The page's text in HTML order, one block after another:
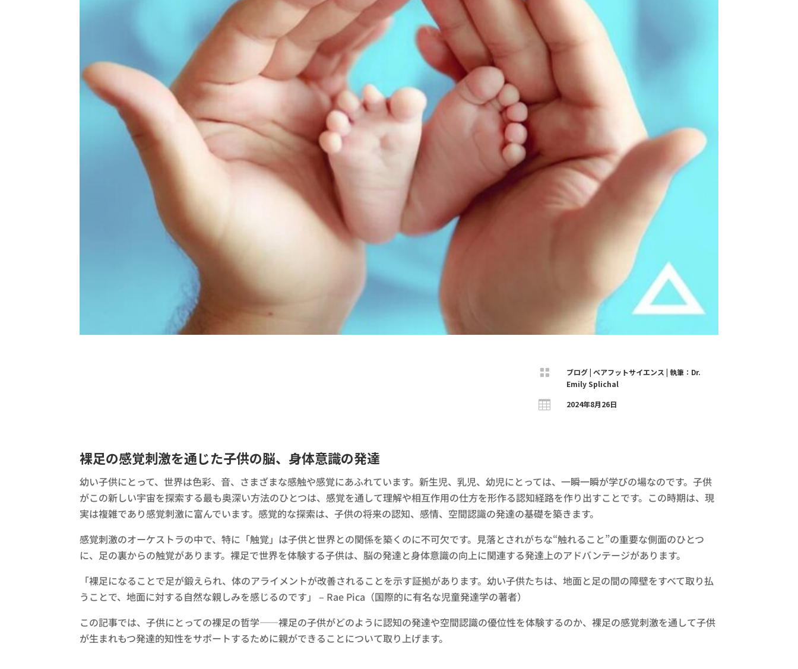
 ブログ|ベアフットサイエンス |執筆：Dr.
Emily Splichal
 2024年8月26日
裸足の感覚刺激を通じた子供の脳、身体意識の発達
幼い子供にとって、世界は色彩、音、さまざまな感触や感覚にあふれています。新生児、乳児、幼児にとっては、一瞬一瞬が学びの場なのです。子供
がこの新しい宇宙を探索する最も奥深い方法のひとつは、感覚を通して理解や相互作用の仕方を形作る認知経路を作り出すことです。この時期は、現
実は複雑であり感覚刺激に富んでいます。感覚的な探索は、子供の将来の認知、感情、空間認識の発達の基礎を築きます。
感覚刺激のオーケストラの中で、特に「触覚」は子供と世界との関係を築くのに不可欠です。見落とされがちな“触れること”の重要な側面のひとつ
に、足の裏からの触覚があります。裸足で世界を体験する子供は、脳の発達と身体意識の向上に関連する発達上のアドバンテージがあります。
「裸足になることで足が鍛えられ、体のアライメントが改善されることを示す証拠があります。幼い子供たちは、地面と足の間の障壁をすべて取り払
うことで、地面に対する自然な親しみを感じるのです」 – Rae Pica（国際的に有名な児童発達学の著者）
この記事では、子供にとっての裸足の哲学――裸足の子供がどのように認知の発達や空間認識の優位性を体験するのか、裸足の感覚刺激を通して子供
が生まれもつ発達的知性をサポートするために親ができることについて取り上げます。